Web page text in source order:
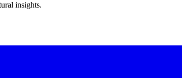
insights.